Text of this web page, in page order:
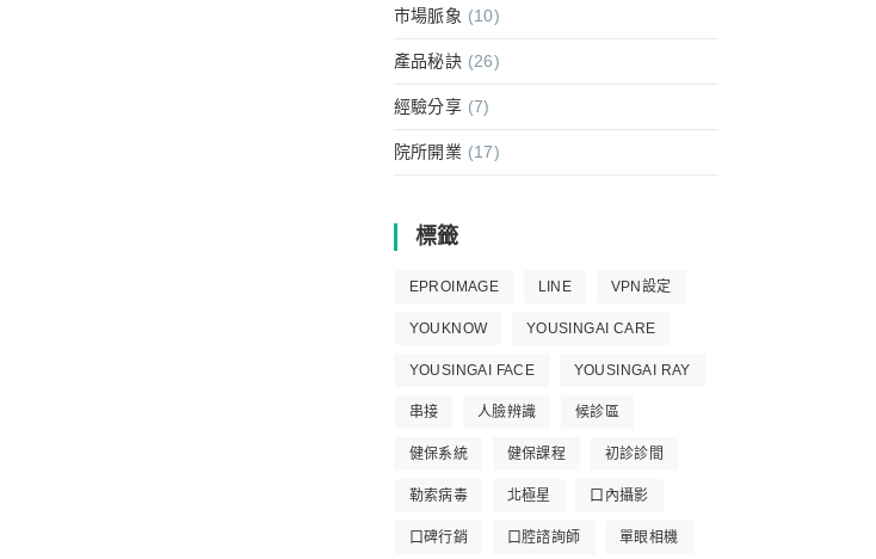
市場脈象 (10)
產品秘訣 (26)
經驗分享 (7)
院所開業 (17)
標籤
EPROIMAGE LINE VPN設定
YOUKNOW YOUSINGAI CARE
YOUSINGAI FACE YOUSINGAI RAY
串接 人臉辨識 候診區
健保系統 健保課程 初診診間
勒索病毒 北極星 口內攝影
口碑行銷 口腔諮詢師 單眼相機